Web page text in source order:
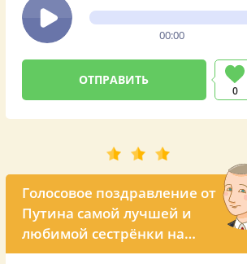
00:00
0
Голосовое поздравление от
Путина самой лучшей и
любимой сестрёнки на
свете